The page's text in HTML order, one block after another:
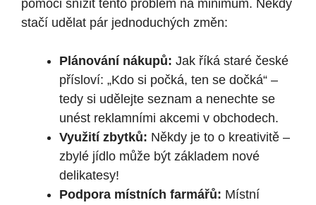
pomoci snížit tento problém na minimum. Někdy
stačí udělat pár jednoduchých změn:
Plánování nákupů: Jak říká staré české
přísloví: „Kdo si počká, ten se dočká“ –
tedy si udělejte seznam a nenechte se
unést reklamními akcemi v obchodech.
Využití zbytků: Někdy je to o kreativitě –
zbylé jídlo může být základem nové
delikatesy!
Podpora místních farmářů: Místní